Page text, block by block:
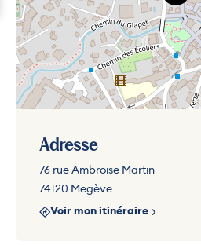
Adresse
76 rue Ambroise Martin
74120 Megève
Voir mon itinéraire